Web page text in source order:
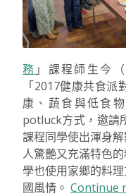
務 」課程師生今
「2017健康共食
康、蔬食與低食
potluck方式，邀請
課程同學使出渾身
人驚艷又充滿特色
學也使用家鄉的料
國風情。 Continue